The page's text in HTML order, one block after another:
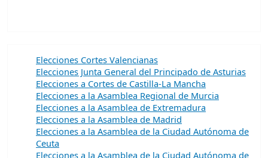
Elecciones Cortes Valencianas
Elecciones Junta General del Principado de Asturias
Elecciones a Cortes de Castilla-La Mancha
Elecciones a la Asamblea Regional de Murcia
Elecciones a la Asamblea de Extremadura
Elecciones a la Asamblea de Madrid
Elecciones a la Asamblea de la Ciudad Autónoma de
Ceuta
Elecciones a la Asamblea de la Ciudad Autónoma de